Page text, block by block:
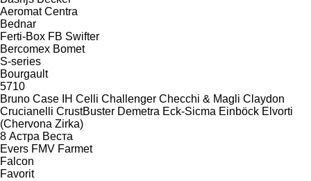
Aeromat Centra
Bednar
Ferti-Box FB Swifter
Bercomex Bomet
S-series
Bourgault
5710
Bruno Case IH Celli Challenger Checchi & Magli Claydon
Crucianelli CrustBuster Demetra Eck-Sicma Einböck Elvorti
(Chervona Zirka)
8 Астра Веста
Evers FMV Farmet
Falcon
Favorit